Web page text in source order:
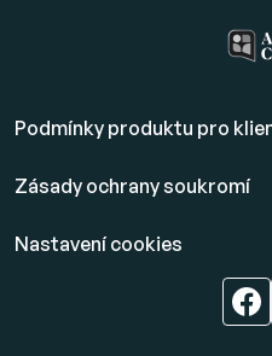
Podmínky produktu pro
Zásady ochrany soukromí
Nastavení cookies